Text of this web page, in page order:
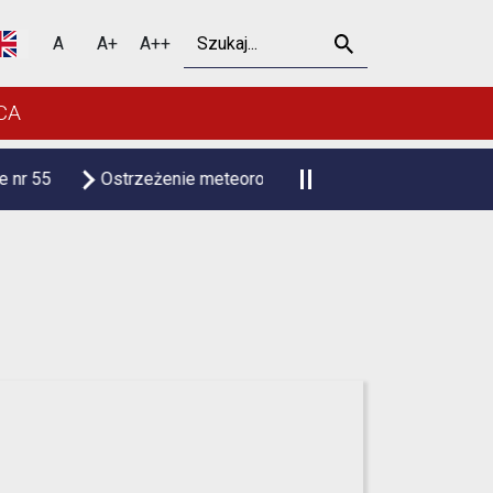
A A+ A++ Szukaj
meteorologiczne upał Czasowa zmiana organizacji